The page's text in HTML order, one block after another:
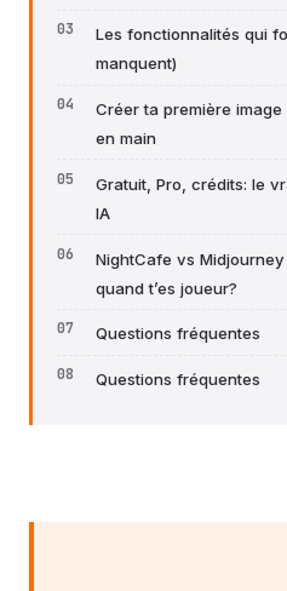
Les fonctionnalités qui
manquent)
Créer ta première
en main
Gratuit, Pro, crédits: le
IA
NightCafe vs
quand t’es joueur?
Questions fréquentes
Questions fréquentes